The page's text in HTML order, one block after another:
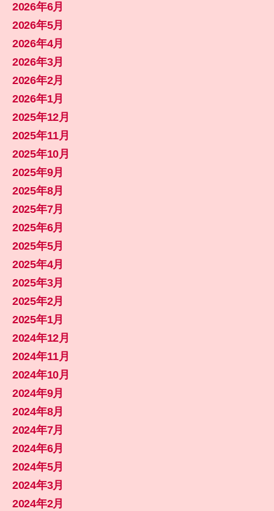
2026年6月
2026年5月
2026年4月
2026年3月
2026年2月
2026年1月
2025年12月
2025年11月
2025年10月
2025年9月
2025年8月
2025年7月
2025年6月
2025年5月
2025年4月
2025年3月
2025年2月
2025年1月
2024年12月
2024年11月
2024年10月
2024年9月
2024年8月
2024年7月
2024年6月
2024年5月
2024年3月
2024年2月